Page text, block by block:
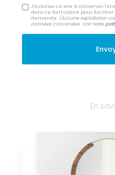
J'autorise ce site à conserver
dans ce formulaire pour
demande. (Aucune exploitation
données concervées. Voir notre
En